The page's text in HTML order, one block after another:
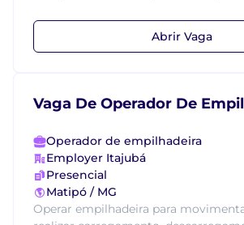
Abrir Vaga
Vaga De Operador De
Operador de empilhadeira
Employer Itajubá
Presencial
Matipó / MG
Operar empilhadeira para